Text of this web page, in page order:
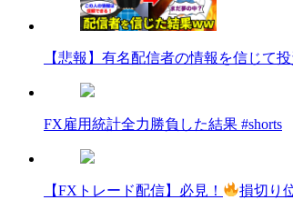
【悲報】有名配信者の情報を信じて
FX雇用統計全力勝負した結果 #shorts
【FXトレード配信】必見！ 損切り